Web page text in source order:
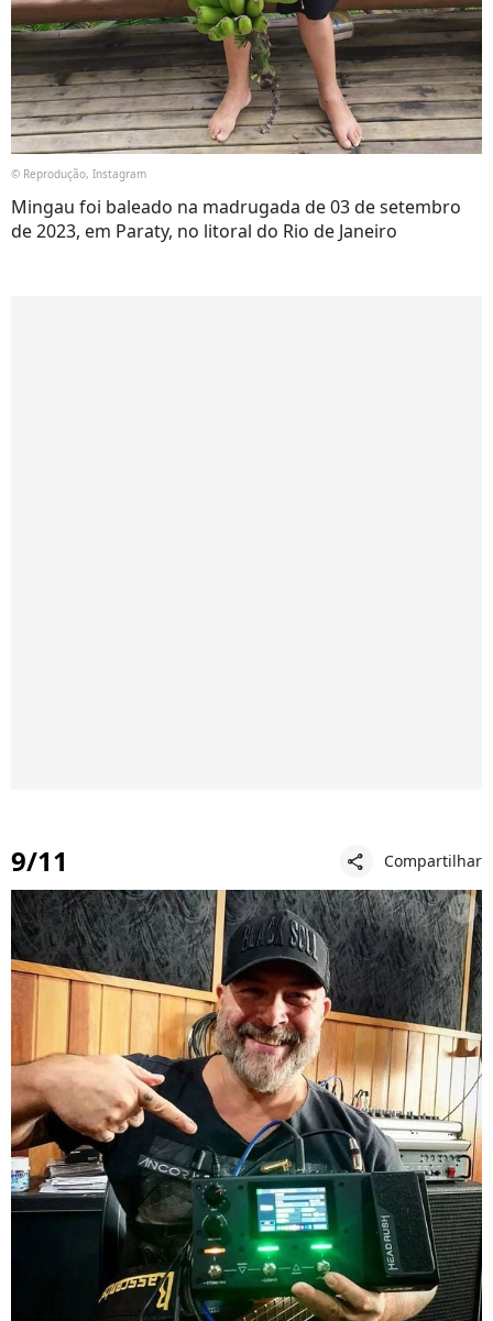
© Reprodução, Instagram
Mingau foi baleado na madrugada de 03 de setembro
de 2023, em Paraty, no litoral do Rio de Janeiro
9/11 share Compartilhar